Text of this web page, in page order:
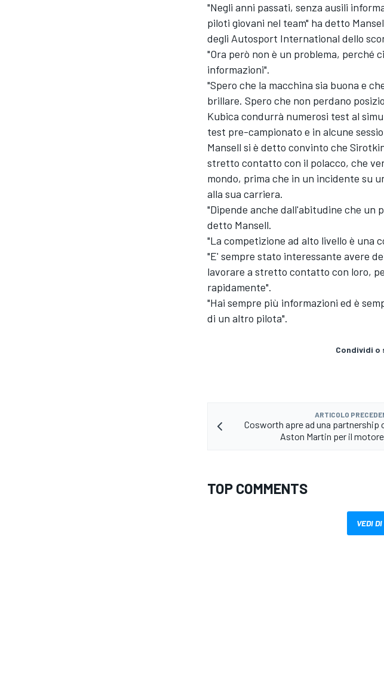
"Negli anni passati, senza ausili
piloti giovani nel team" ha detto
degli Autosport International dello
"Ora però non è un problema, perché
informazioni".
"Spero che la macchina sia buona e
brillare. Spero che non perdano
Kubica condurrà numerosi test al
test pre-campionato e in alcune
Mansell si è detto convinto che
stretto contatto con il polacco, che
mondo, prima che in un incidente su
alla sua carriera.
"Dipende anche dall'abitudine che un
detto Mansell.
"La competizione ad alto livello è una
"E' sempre stato interessante avere
lavorare a stretto contatto con loro,
rapidamente".
"Hai sempre più informazioni ed è
di un altro pilota".
Condividi o
ARTICOLO
Cosworth apre ad una partnership
Aston Martin per il motore
TOP COMMENTS
VEDI